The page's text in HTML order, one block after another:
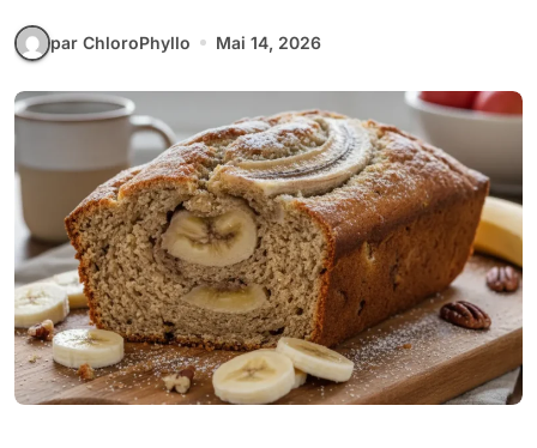
par ChloroPhyllo Mai 14, 2026